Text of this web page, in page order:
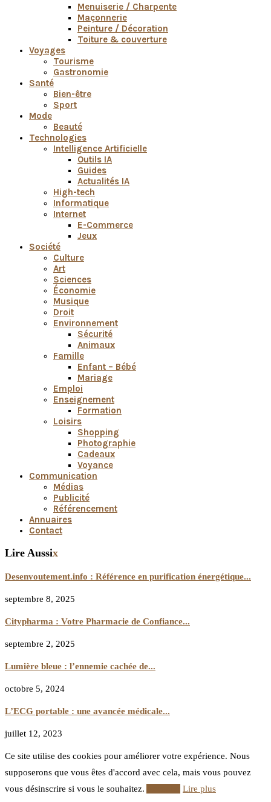
Menuiserie / Charpente
Maçonnerie
Peinture / Décoration
Toiture & couverture
Voyages
Tourisme
Gastronomie
Santé
Bien-être
Sport
Mode
Beauté
Technologies
Intelligence Artificielle
Outils IA
Guides
Actualités IA
High-tech
Informatique
Internet
E-Commerce
Jeux
Société
Culture
Art
Sciences
Économie
Musique
Droit
Environnement
Sécurité
Animaux
Famille
Enfant – Bébé
Mariage
Emploi
Enseignement
Formation
Loisirs
Shopping
Photographie
Cadeaux
Voyance
Communication
Médias
Publicité
Référencement
Annuaires
Contact
Lire Aussix
Desenvoutement.info : Référence en purification énergétique...
septembre 8, 2025
Citypharma : Votre Pharmacie de Confiance...
septembre 2, 2025
Lumière bleue : l’ennemie cachée de...
octobre 5, 2024
L’ECG portable : une avancée médicale...
juillet 12, 2023
Ce site utilise des cookies pour améliorer votre expérience. Nous
supposerons que vous êtes d'accord avec cela, mais vous pouvez
vous désinscrire si vous le souhaitez.
Lire plus